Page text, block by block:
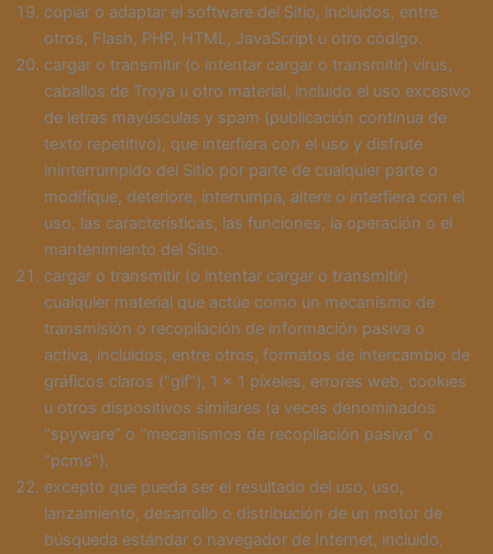
copiar o adaptar el software del Sitio, incluidos, entre
otros, Flash, PHP, HTML, JavaScript u otro código.
cargar o transmitir (o intentar cargar o transmitir) virus,
caballos de Troya u otro material, incluido el uso excesivo
de letras mayúsculas y spam (publicación continua de
texto repetitivo), que interfiera con el uso y disfrute
ininterrumpido del Sitio por parte de cualquier parte o
modifique, deteriore, interrumpa, altere o interfiera con el
uso, las características, las funciones, la operación o el
mantenimiento del Sitio.
cargar o transmitir (o intentar cargar o transmitir)
cualquier material que actúe como un mecanismo de
transmisión o recopilación de información pasiva o
activa, incluidos, entre otros, formatos de intercambio de
gráficos claros (“gif”), 1 × 1 píxeles, errores web, cookies
u otros dispositivos similares (a veces denominados
“spyware” o “mecanismos de recopilación pasiva” o
“pcms”).
excepto que pueda ser el resultado del uso, uso,
lanzamiento, desarrollo o distribución de un motor de
búsqueda estándar o navegador de Internet, incluido,